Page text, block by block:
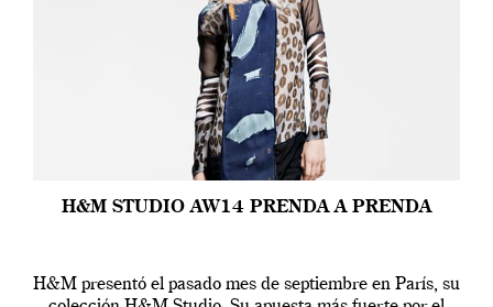
H&M STUDIO AW14 PRENDA A PRENDA
H&M presentó el pasado mes de septiembre en París, su